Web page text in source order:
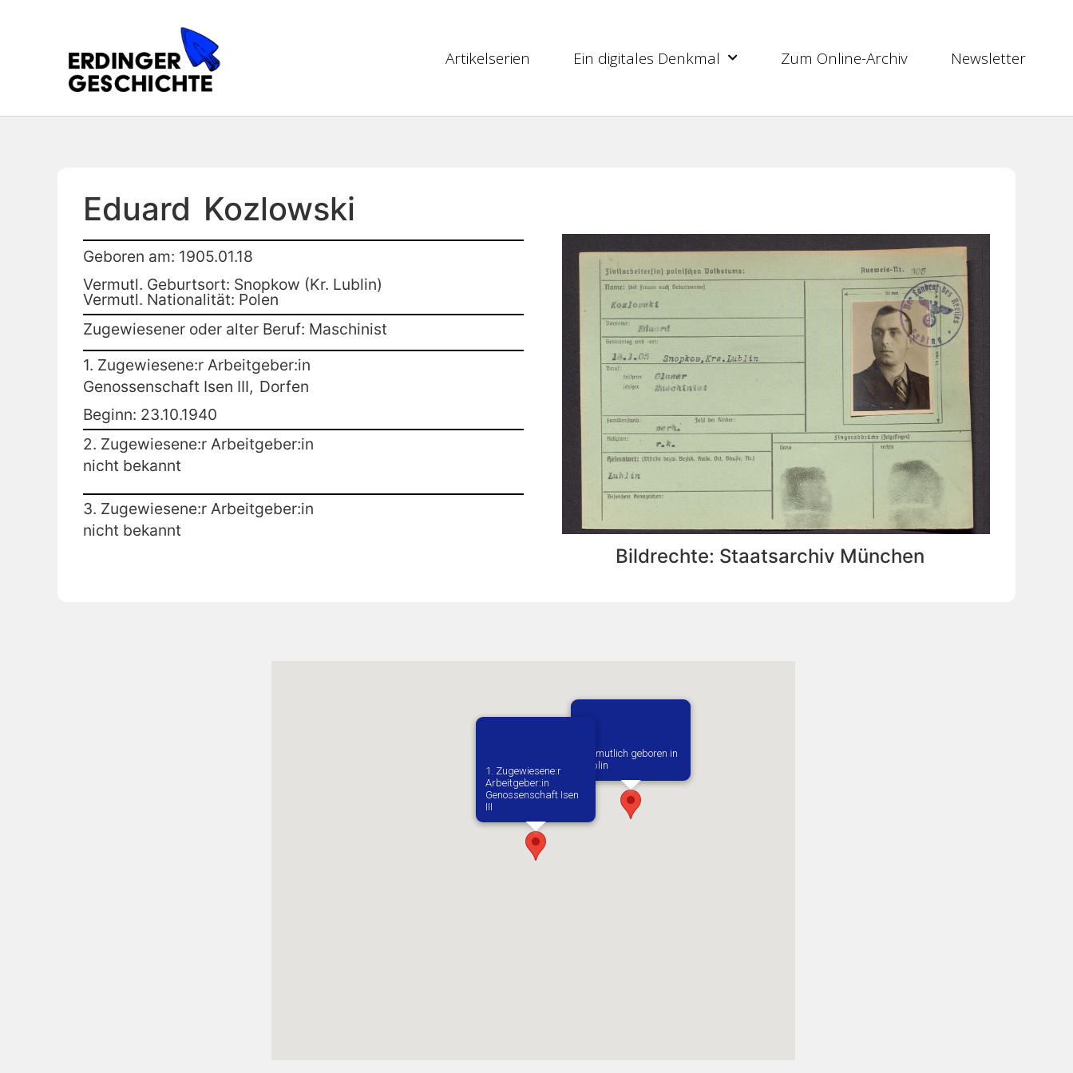
Artikelserien Ein digitales Denkmal Zum Online-Archiv Newsletter
Eduard Kozlowski
Geboren am: 1905.01.18
Vermutl. Geburtsort: Snopkow (Kr. Lublin)
Vermutl. Nationalität: Polen
Zugewiesener oder alter Beruf: Maschinist
1. Zugewiesene:r Arbeitgeber:in
Genossenschaft Isen III, Dorfen
Beginn: 23.10.1940
2. Zugewiesene:r Arbeitgeber:in
nicht bekannt
3. Zugewiesene:r Arbeitgeber:in
nicht bekannt
Bildrechte: Staatsarchiv München
Vermutlich geboren in
Lublin
1. Zugewiesene:r
Arbeitgeber:in​
Genossenschaft Isen
III